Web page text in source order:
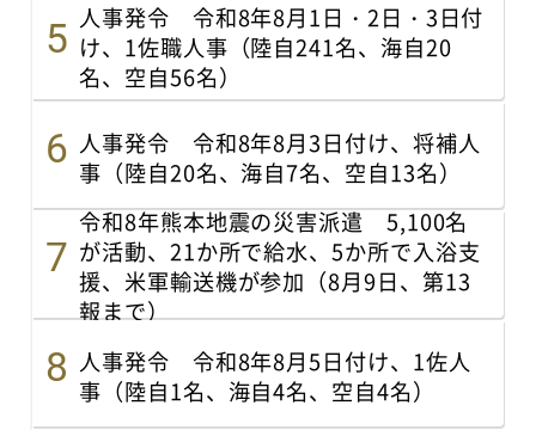
人事発令 令和8年8月1日・2日・3日付
け、1佐職人事（陸自241名、海自20
名、空自56名）
人事発令 令和8年8月3日付け、将補人
事（陸自20名、海自7名、空自13名）
令和8年熊本地震の災害派遣 5,100名
が活動、21か所で給水、5か所で入浴支
援、米軍輸送機が参加（8月9日、第13
報まで）
人事発令 令和8年8月5日付け、1佐人
事（陸自1名、海自4名、空自4名）